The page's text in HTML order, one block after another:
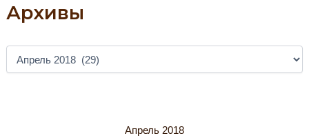
Архивы
Апрель 2018